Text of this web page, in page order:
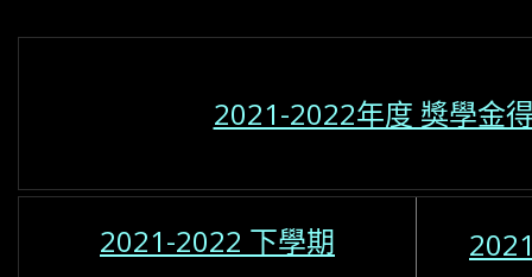
2021-2022年度 獎學金
2021-2022 下學期